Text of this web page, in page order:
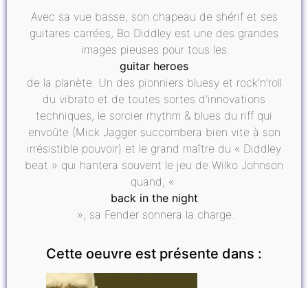
Avec sa vue basse, son chapeau de shérif et ses
guitares carrées, Bo Diddley est une des grandes
images pieuses pour tous les
guitar heroes
de la planète. Un des pionniers bluesy et rock’n’roll
du vibrato et de toutes sortes d’innovations
techniques, le sorcier rhythm & blues du riff qui
envoûte (Mick Jagger succombera bien vite à son
irrésistible pouvoir) et le grand maître du « Diddley
beat » qui hantera souvent le jeu de Wilko Johnson
quand, «
back in the night
», sa Fender sonnera la charge.
Cette oeuvre est présente dans :